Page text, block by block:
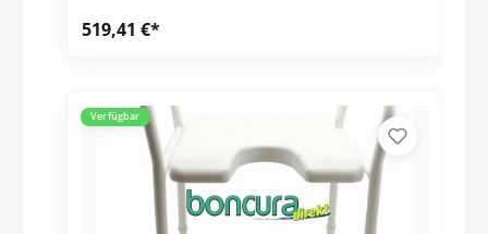
519,41 €*
Verfügbar